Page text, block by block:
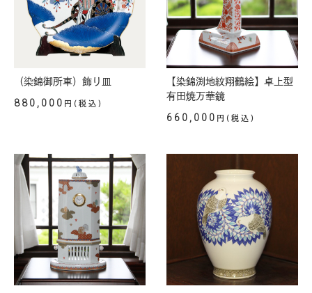
（染錦御所車）飾り皿
880,000 円(税込)
【染錦渕地紋翔鶴絵】卓上型
有田焼万華鏡
660,000 円(税込)